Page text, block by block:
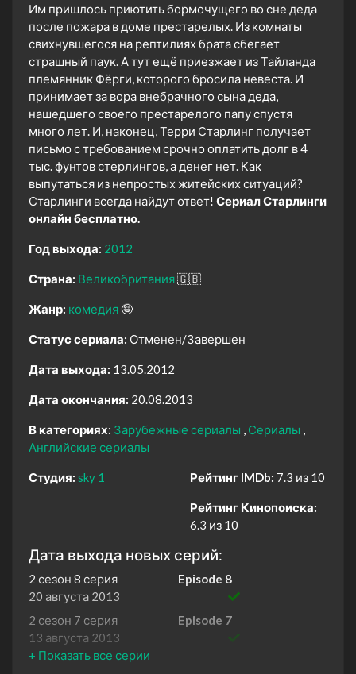
Им пришлось приютить бормочущего во сне деда
после пожара в доме престарелых. Из комнаты
свихнувшегося на рептилиях брата сбегает
страшный паук. А тут ещё приезжает из Тайланда
племянник Фёрги, которого бросила невеста. И
принимает за вора внебрачного сына деда,
нашедшего своего престарелого папу спустя
много лет. И, наконец, Терри Старлинг получает
письмо с требованием срочно оплатить долг в 4
тыс. фунтов стерлингов, а денег нет. Как
выпутаться из непростых житейских ситуаций?
Старлинги всегда найдут ответ! Сериал Старлинги
онлайн бесплатно.
Год выхода: 2012
Страна: Великобритания🇬🇧
Жанр: комедия 🤪
Статус сериала: Отменен/Завершен
Дата выхода: 13.05.2012
Дата окончания: 20.08.2013
В категориях: Зарубежные сериалы
Сериалы
Английские сериалы
Студия: sky 1 Рейтинг IMDb: 7.3 из 10
Рейтинг Кинопоиска:
6.3 из 10
Дата выхода новых серий:
2 сезон 8 серия
Episode 8
20 августа 2013
2 сезон 7 серия
Episode 7
13 августа 2013
2 сезон 6 серия